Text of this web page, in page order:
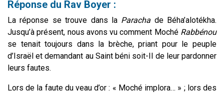
Réponse du Rav Boyer :
La réponse se trouve dans la Paracha de Béha’alotékha.
Jusqu’à présent, nous avons vu comment Moché Rabbénou
se tenait toujours dans la brèche, priant pour le peuple
d’Israël et demandant au Saint béni soit-Il de leur pardonner
leurs fautes.
Lors de la faute du veau d’or : « Moché implora… » ; lors des